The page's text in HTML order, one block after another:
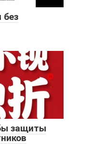
без
защиты